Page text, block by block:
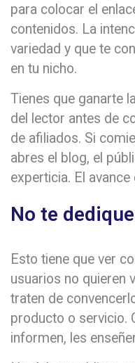
para colocar el
contenidos. La
variedad y que te
en tu nicho.
Tienes que ganarte
del lector antes de
de afiliados. Si
abres el blog, el
experticia. El
No te
Esto tiene que ver
usuarios no quieren
traten de
producto o servicio.
informen, les